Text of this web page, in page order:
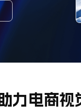
助力电商视